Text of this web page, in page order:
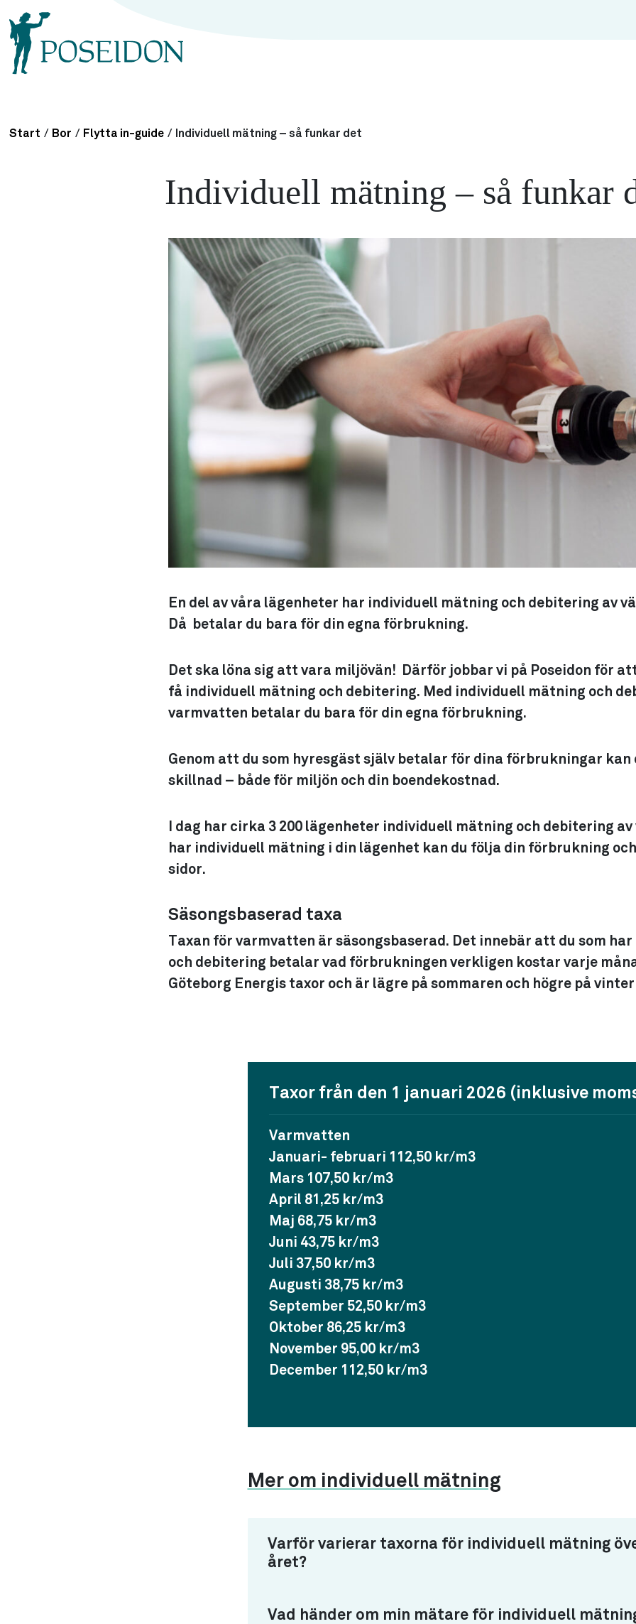
Start / Bor / Flytta in-guide / Individuell mätning – så funkar det
Individuell mätning – så funkar
En del av våra lägenheter har individuell mätning och debitering av
Då betalar du bara för din egna förbrukning.
Det ska löna sig att vara miljövän! Därför jobbar vi på Poseidon för
få individuell mätning och debitering. Med individuell mätning och
varmvatten betalar du bara för din egna förbrukning.
Genom att du som hyresgäst själv betalar för dina förbrukningar kan
skillnad – både för miljön och din boendekostnad.
I dag har cirka 3 200 lägenheter individuell mätning och debitering
har individuell mätning i din lägenhet kan du följa din förbrukning
sidor.
Säsongsbaserad taxa
Taxan för varmvatten är säsongsbaserad. Det innebär att du som
och debitering betalar vad förbrukningen verkligen kostar varje
Göteborg Energis taxor och är lägre på sommaren och högre på
Taxor från den 1 januari 2026 (inklusive
Varmvatten
Januari- februari 112,50 kr/m3
Mars 107,50 kr/m3
April 81,25 kr/m3
Maj 68,75 kr/m3
Juni 43,75 kr/m3
Juli 37,50 kr/m3
Augusti 38,75 kr/m3
September 52,50 kr/m3
Oktober 86,25 kr/m3
November 95,00 kr/m3
December 112,50 kr/m3
Mer om individuell mätning
Varför varierar taxorna för individuell mätning
året?
Vad händer om min mätare för individuell